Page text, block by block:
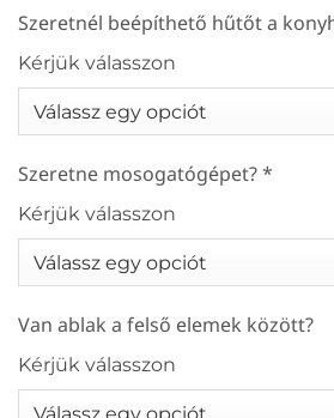
Szeretnél beépíthető hűtőt a
Kérjük válasszon
Szeretne mosogatógépet?*
Kérjük válasszon
Van ablak a felső elemek között?
Kérjük válasszon